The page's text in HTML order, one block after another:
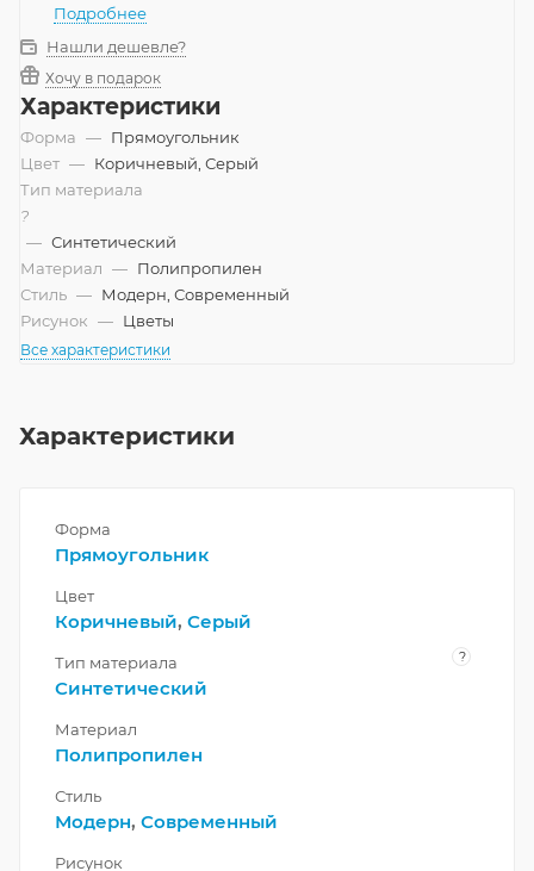
Подробнее
Нашли дешевле?
Хочу в подарок
Характеристики
Форма — Прямоугольник
Цвет — Коричневый, Серый
Тип материала
?
— Синтетический
Материал — Полипропилен
Стиль — Модерн, Современный
Рисунок — Цветы
Все характеристики
Характеристики
Форма
Прямоугольник
Цвет
Коричневый, Серый
Тип материала ?
Синтетический
Материал
Полипропилен
Стиль
Модерн, Современный
Рисунок